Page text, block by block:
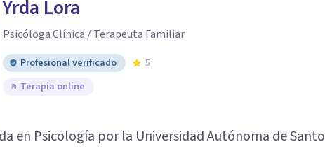
Yrda Lora
Psicóloga Clínica / Terapeuta Familiar
Profesional verificado
5
Terapia online
en Psicología por la Universidad Autónoma de Santo